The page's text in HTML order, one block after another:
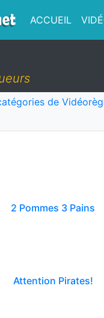
ACCUEIL
de
2 Pommes 3 Pains
Attention Pirates!